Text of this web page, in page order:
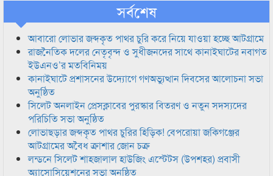
সর্বশেষ
আবারো লোভার জব্দকৃত পাথর চুরি করে নিয়ে যাওয়া হচ্ছে আটগ্রামে
রাজনৈতিক দলের নেতৃবৃন্দ ও সুধীজনদের সাথে কানাইঘাটের নবাগত
ইউএনও’র মতবিনিময়
কানাইঘাটে প্রশাসনের উদ্যোগে গণঅভ্যুত্থান দিবসের আলোচনা সভা
অনুষ্ঠিত
সিলেট অনলাইন প্রেসক্লাবের পুরস্কার বিতরণ ও নতুন সদস্যদের
পরিচিতি সভা অনুষ্ঠিত
লোভাছড়ার জব্দকৃত পাথর চুরির হিড়িক! বেপরোয়া জকিগঞ্জের
আটগ্রামের অবৈধ ক্রাশার জোন চক্র
লন্ডনে সিলেট শাহজালাল হাউজিং এস্টেটস (উপশহর) প্রবাসী
অ্যাসোসিয়েশনের সভা অনুষ্ঠিত